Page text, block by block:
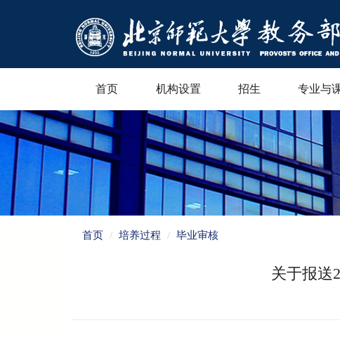
首页 机构设置 招生 专业与
首页 培养过程 毕业审核
关于报送